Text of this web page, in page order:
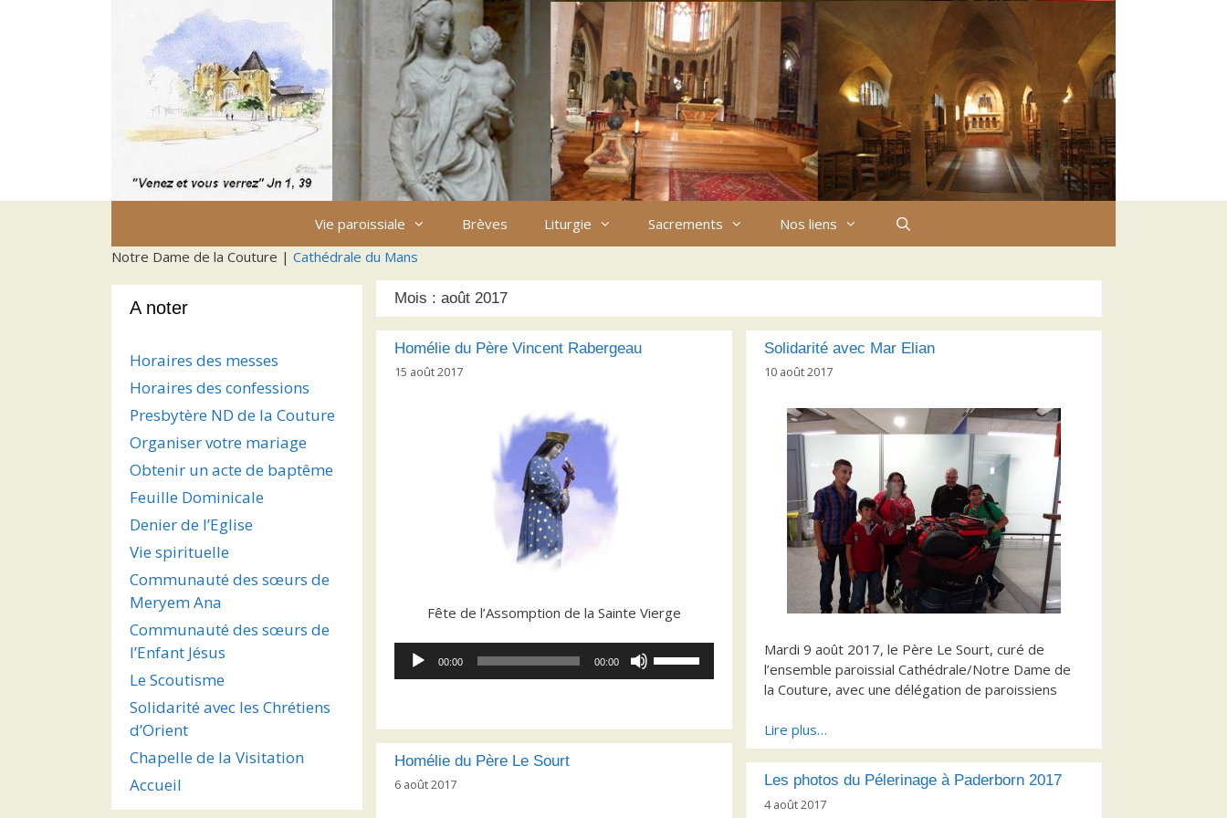
Vie paroissiale Brèves Liturgie Sacrements
Nos liens
Notre Dame de la Couture | Cathédrale du Mans
Mois : août 2017
Homélie du Père Vincent Rabergeau
15 août 2017
Fête de l’Assomption de la Sainte Vierge
Lecteur
audio
00:00 00:00
pour
Solidarité avec Mar Elian
10 août 2017
Mardi 9 août 2017, le Père Le Sourt, curé de
l’ensemble paroissial Cathédrale/Notre Dame de
la Couture, avec une délégation de paroissiens
Lire plus…
Homélie du Père Le Sourt
6 août 2017 Les photos du Pélerinage à Paderborn 2017
4 août 2017
A noter
Horaires des messes
Horaires des confessions
Presbytère ND de la Couture
Organiser votre mariage
Obtenir un acte de baptême
Feuille Dominicale
Denier de l’Eglise
Vie spirituelle
Communauté des sœurs de
Meryem Ana
Communauté des sœurs de
l’Enfant Jésus
Le Scoutisme
Solidarité avec les Chrétiens
d’Orient
Chapelle de la Visitation
Accueil